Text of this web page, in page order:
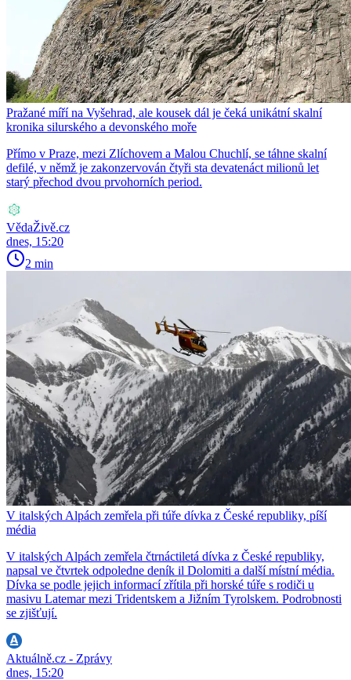
Pražané míří na Vyšehrad, ale kousek dál je čeká unikátní skalní
kronika silurského a devonského moře
Přímo v Praze, mezi Zlíchovem a Malou Chuchlí, se táhne skalní
defilé, v němž je zakonzervován čtyři sta devatenáct milionů let
starý přechod dvou prvohorních period.
VědaŽivě.cz
dnes, 15:20
2 min
V italských Alpách zemřela při túře dívka z České republiky, píší
média
V italských Alpách zemřela čtrnáctiletá dívka z České republiky,
napsal ve čtvrtek odpoledne deník il Dolomiti a další místní média.
Dívka se podle jejich informací zřítila při horské túře s rodiči u
masivu Latemar mezi Tridentskem a Jižním Tyrolskem. Podrobnosti
se zjišťují.
Aktuálně.cz - Zprávy
dnes, 15:20